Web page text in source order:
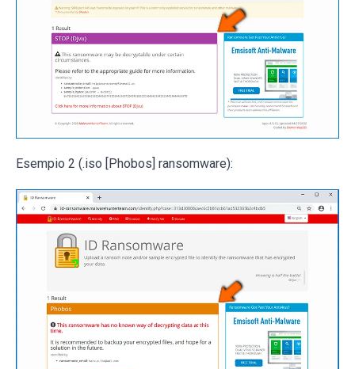
Esempio 2 (.iso [Phobos] ransomware):